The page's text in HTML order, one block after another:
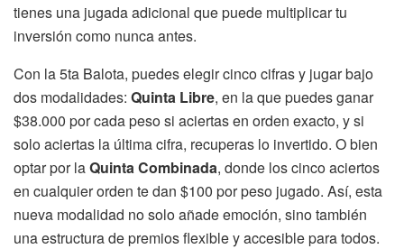
tienes una jugada adicional que puede multiplicar tu
inversión como nunca antes.
Con la 5ta Balota, puedes elegir cinco cifras y jugar bajo
dos modalidades: Quinta Libre, en la que puedes ganar
$38.000 por cada peso si aciertas en orden exacto, y si
solo aciertas la última cifra, recuperas lo invertido. O bien
optar por laQuinta Combinada, donde los cinco aciertos
en cualquier orden te dan $100 por peso jugado. Así, esta
nueva modalidad no solo añade emoción, sino también
una estructura de premios flexible y accesible para todos.